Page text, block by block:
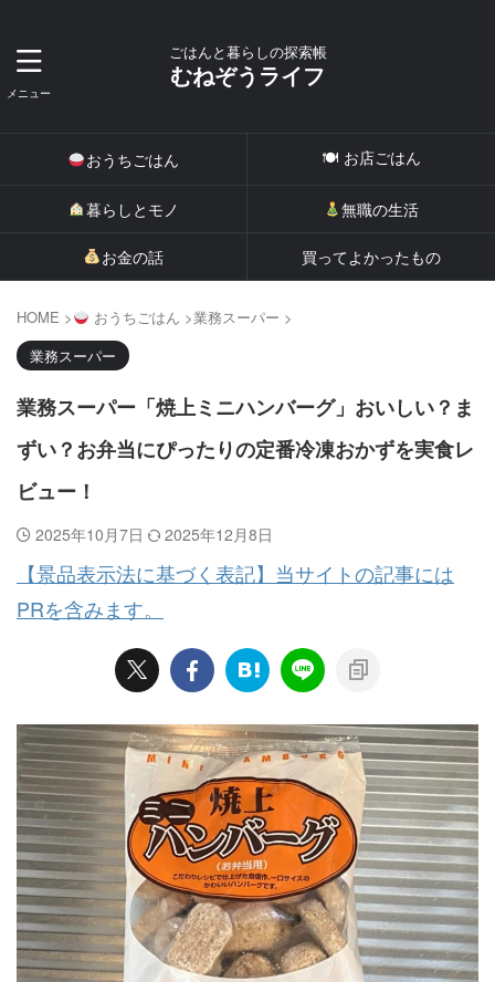
ごはんと暮らしの探索帳
むねぞうライフ
おうちごはん 🍽 お店ごはん
暮らしとモノ 無職の生活
お金の話 買ってよかったもの
HOME > おうちごはん >業務スーパー >
業務スーパー
業務スーパー「焼上ミニハンバーグ」おいしい？ま
ずい？お弁当にぴったりの定番冷凍おかずを実食レ
ビュー！
2025年10月7日
2025年12月8日
【景品表示法に基づく表記】当サイトの記事には
PRを含みます。